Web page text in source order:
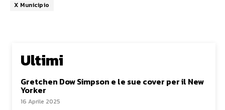
X Municipio
Ultimi
Gretchen Dow Simpson e le sue cover per il New
Yorker
16 Aprile 2025